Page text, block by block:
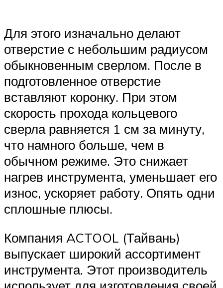
Для этого изначально делают
отверстие с небольшим радиусом
обыкновенным сверлом. После в
подготовленное отверстие
вставляют коронку. При этом
скорость прохода кольцевого
сверла равняется 1 см за минуту,
что намного больше, чем в
обычном режиме. Это снижает
нагрев инструмента, уменьшает его
износ, ускоряет работу. Опять одни
сплошные плюсы.
Компания ACTOOL (Тайвань)
выпускает широкий ассортимент
инструмента. Этот производитель